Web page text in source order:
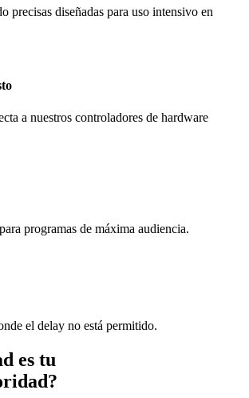
precisas diseñadas para uso intensivo en
a nuestros controladores de hardware
programas de máxima audiencia.
el delay no está permitido.
es tu